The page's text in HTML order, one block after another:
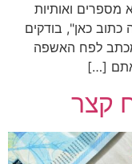
ואותיות
כאן", בודקים
לפח האשפה
[…]
קצר